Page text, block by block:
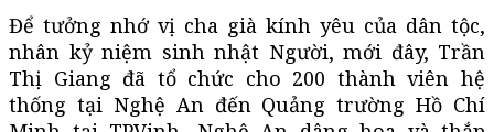
Để tưởng nhớ vị cha già kính yêu của dân tộc,
nhân kỷ niệm sinh nhật Người, mới đây, Trần
Thị Giang đã tổ chức cho 200 thành viên hệ
thống tại Nghệ An đến Quảng trường Hồ Chí